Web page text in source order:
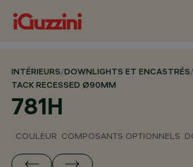
INTÉRIEURS/DOWNLIGHTS ET ENCASTRÉS/
TACK RECESSED Ø90MM
781H
COULEUR COMPOSANTS OPTIONNELS